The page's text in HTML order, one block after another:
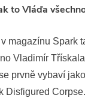
to Vláďa
magazínu Spark
Vladimír
prvně vybaví
Disfigured